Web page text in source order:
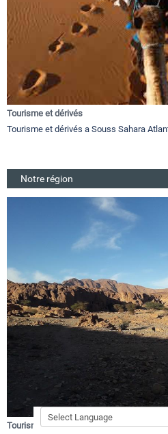
Tourisme et dérivés
Tourisme et dérivés a Souss Sahara
Notre région
Tourisme et Région